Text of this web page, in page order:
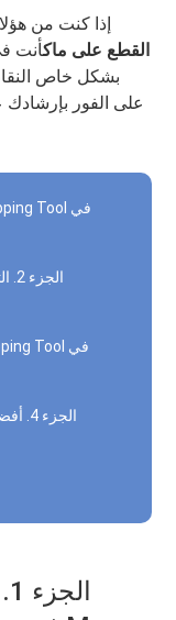
إذا كنت من
القطع على ماكأنت
بشكل خاص
على الفور بإرشادك